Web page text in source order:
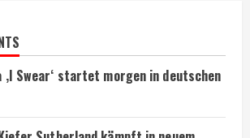
‚I Swear‘ startet morgen in deutschen